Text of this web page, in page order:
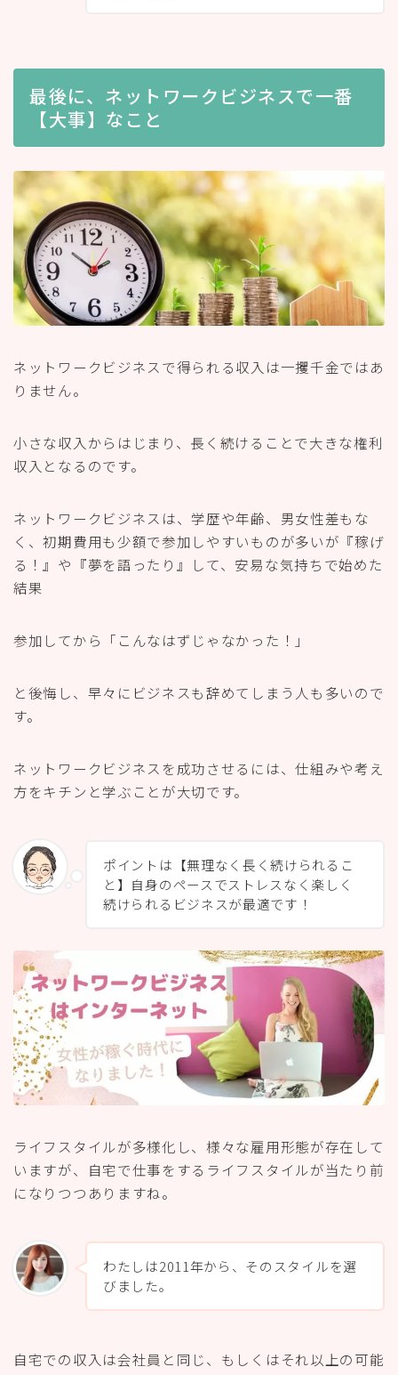
最後に、ネットワークビジネスで一番
【大事】なこと
ネットワークビジネスで得られる収入は一攫千金ではあ
りません。
小さな収入からはじまり、長く続けることで大きな権利
収入となるのです。
ネットワークビジネスは、学歴や年齢、男女性差もな
く、初期費用も少額で参加しやすいものが多いが『稼げ
る！』や『夢を語ったり』して、安易な気持ちで始めた
結果
参加してから「こんなはずじゃなかった！」
と後悔し、早々にビジネスも辞めてしまう人も多いので
す。
ネットワークビジネスを成功させるには、仕組みや考え
方をキチンと学ぶことが大切です。
ポイントは【無理なく長く続けられるこ
と】自身のペースでストレスなく楽しく
続けられるビジネスが最適です！
ライフスタイルが多様化し、様々な雇用形態が存在して
いますが、自宅で仕事をするライフスタイルが当たり前
になりつつありますね。
わたしは2011年から、そのスタイルを選
びました。
自宅での収入は会社員と同じ、もしくはそれ以上の可能